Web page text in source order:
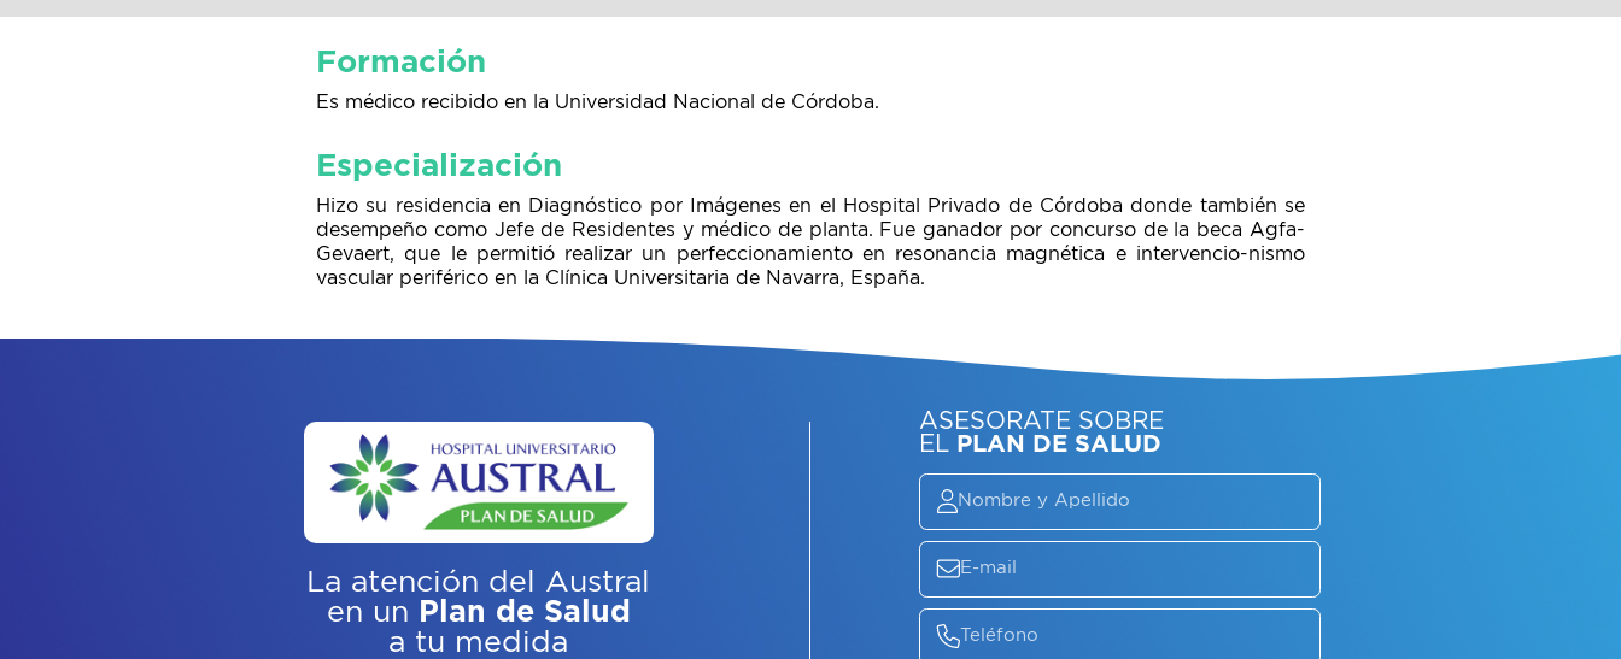
Formación
Es médico recibido en la Universidad Nacional de Córdoba.
Especialización
Hizo su residencia en Diagnóstico por Imágenes en el Hospital Privado de Córdoba donde también se
desempeño como Jefe de Residentes y médico de planta. Fue ganador por concurso de la beca Agfa-
Gevaert, que le permitió realizar un perfeccionamiento en resonancia magnética e intervencio-nismo
vascular periférico en la Clínica Universitaria de Navarra, España.
La atención del Austral
en un Plan de Salud
a tu medida
ASESORATE SOBRE
ELPLAN DE SALUD